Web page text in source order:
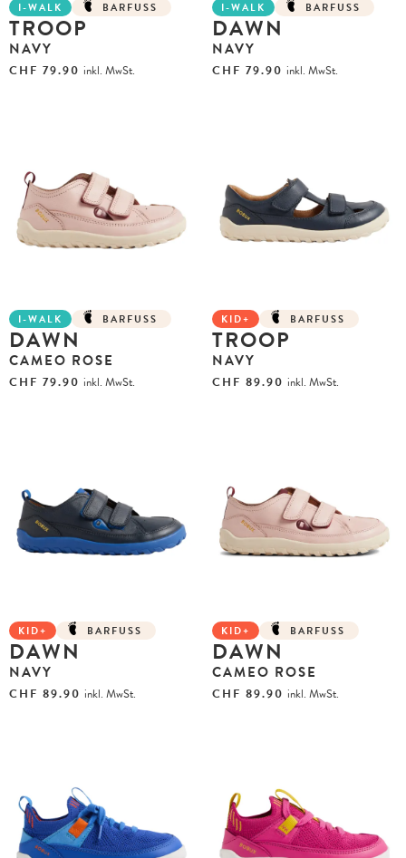
I-WALK BARFUSS
TROOP
NAVY
CHF 79.90 inkl. MwSt.
I-WALK BARFUSS
DAWN
NAVY
CHF 79.90 inkl. MwSt.
I-WALK BARFUSS
DAWN
CAMEO ROSE
CHF 79.90 inkl. MwSt.
KID+ BARFUSS
TROOP
NAVY
CHF 89.90 inkl. MwSt.
KID+ BARFUSS
DAWN
NAVY
CHF 89.90 inkl. MwSt.
KID+ BARFUSS
DAWN
CAMEO ROSE
CHF 89.90 inkl. MwSt.